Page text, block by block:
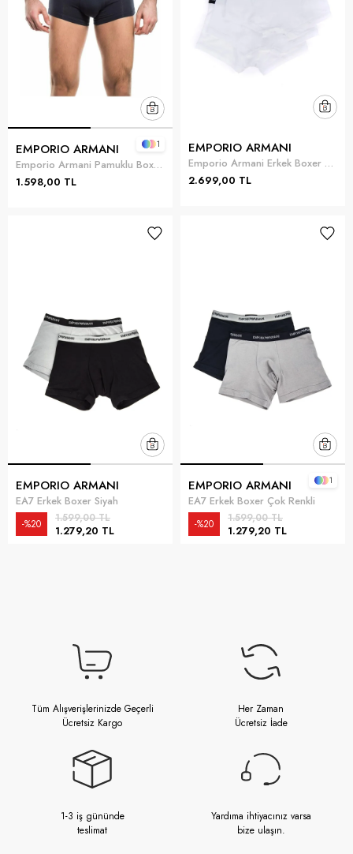
EMPORIO ARMANI
Emporio Armani Pamuklu Boxer Çok Renkli
1.598,00 TL
1 EMPORIO ARMANI
Emporio Armani Erkek Boxer Lacivert
2.699,00 TL
EMPORIO ARMANI
EA7 Erkek Boxer Siyah
1.279,20 TL
1.599,00 TL
%20
EMPORIO ARMANI
EA7 Erkek Boxer Çok Renkli
1.279,20 TL
1.599,00 TL
%20
1
Tüm Alışverişlerinizde Geçerli
Ücretsiz Kargo
Her Zaman
Ücretsiz İade
1-3 iş gününde
teslimat
Yardıma ihtiyacınız varsa
bize ulaşın.